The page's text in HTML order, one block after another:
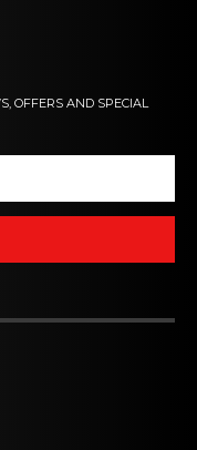
OFFERS AND SPECIAL